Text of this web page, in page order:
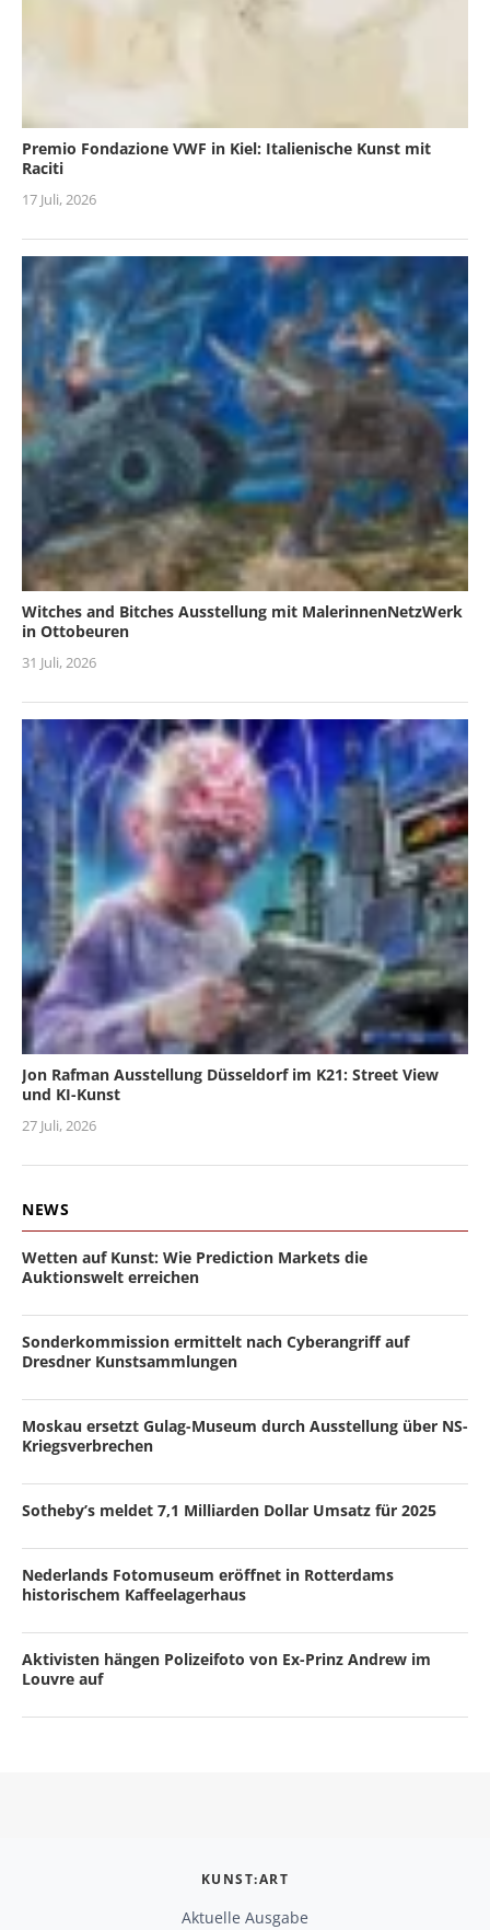
Premio Fondazione VWF in Kiel: Italienische Kunst mit
Raciti
17 Juli, 2026
Witches and Bitches Ausstellung mit MalerinnenNetzWerk
in Ottobeuren
31 Juli, 2026
Jon Rafman Ausstellung Düsseldorf im K21: Street View
und KI-Kunst
27 Juli, 2026
NEWS
Wetten auf Kunst: Wie Prediction Markets die
Auktionswelt erreichen
Sonderkommission ermittelt nach Cyberangriff auf
Dresdner Kunstsammlungen
Moskau ersetzt Gulag-Museum durch Ausstellung über NS-
Kriegsverbrechen
Sotheby’s meldet 7,1 Milliarden Dollar Umsatz für 2025
Nederlands Fotomuseum eröffnet in Rotterdams
historischem Kaffeelagerhaus
Aktivisten hängen Polizeifoto von Ex-Prinz Andrew im
Louvre auf
KUNST:ART
Aktuelle Ausgabe